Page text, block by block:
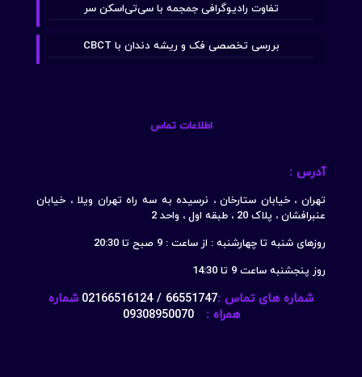
تفاوت رادیوگرافی جمجمه با سی‌تی‌اسکن سر
بررسی تخصصی فک و ریشه دندان با CBCT
اطلاعات تماس
آدرس :
تهران ، خیابان ستارخان ، نرسیده به سه راه تهران ویلا ، خیابان
عنبرافشان ، پلاک 20 ، طبقه اول ، واحد 2
روزهای شنبه تا چهارشنبه : از ساعت : 9 صبح تا 20:30
روز پنجشنبه ساعت 9 تا 14:30
شماره های تماس :66551747 / 02166516124
شماره
همراه :
09308950070